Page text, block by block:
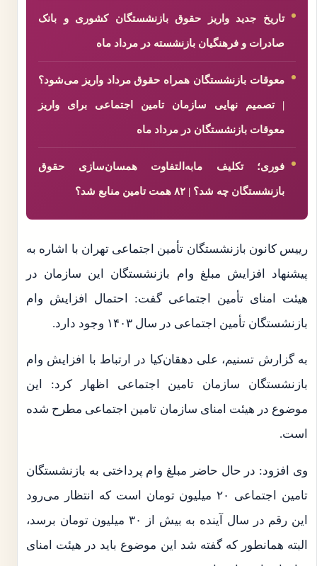
تاریخ جدید واریز حقوق بازنشستگان کشوری و بانک
صادرات و فرهنگیان بازنشسته در مرداد ماه
معوقات بازنشستگان همراه حقوق مرداد واریز می‌شود؟
| تصمیم نهایی سازمان تامین اجتماعی برای واریز
معوقات بازنشستگان در مرداد ماه
فوری؛ تکلیف مابه‌التفاوت همسان‌سازی حقوق
بازنشستگان چه شد؟ | ۸۲ همت تامین منابع شد؟
رییس کانون بازنشستگان تأمین اجتماعی تهران با اشاره به
پیشنهاد افزایش مبلغ وام بازنشستگان این سازمان در
هیئت امنای تأمین اجتماعی گفت: احتمال افزایش وام
بازنشستگان تأمین اجتماعی در سال ۱۴۰۳ وجود دارد.
به گزارش تسنیم، علی دهقان‌کیا در ارتباط با افزایش وام
بازنشستگان سازمان تامین اجتماعی اظهار کرد: این
موضوع در هیئت امنای سازمان تامین اجتماعی مطرح شده
است.
وی افزود: در حال حاضر مبلغ وام پرداختی به بازنشستگان
تامین اجتماعی ۲۰ میلیون تومان است که انتظار می‌رود
این رقم در سال آینده به بیش از ۳۰ میلیون تومان برسد،
البته همانطور که گفته شد این موضوع باید در هیئت امنای